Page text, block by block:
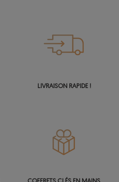
LIVRAISON RAPIDE !
COFFRETS CLÉS EN MAINS